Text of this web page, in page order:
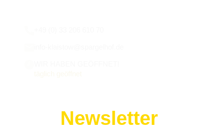
Newsletter